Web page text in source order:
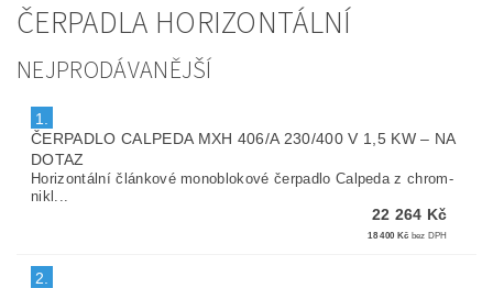
ČERPADLA HORIZONTÁLNÍ
NEJPRODÁVANĚJŠÍ
1.
ČERPADLO CALPEDA MXH 406/A 230/400 V 1,5 KW– NA
DOTAZ
Horizontální článkové monoblokové čerpadlo Calpeda z chrom-
nikl...
22 264 Kč
18 400 Kč bez DPH
2.